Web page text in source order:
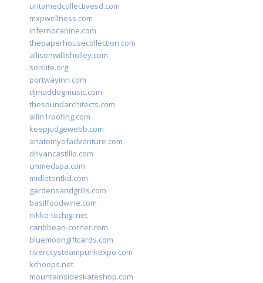
untamedcollectivesd.com
mxpwellness.com
infernocanine.com
thepaperhousecollection.com
allisonwillisholley.com
solslite.org
portwayinn.com
djmaddogmusic.com
thesoundarchitects.com
allin1roofing.com
keepjudgewebb.com
anatomyofadventure.com
drivancastillo.com
cmmedspa.com
midletontkd.com
gardensandgrills.com
basilfoodwine.com
nikko-tochigi.net
caribbean-corner.com
bluemoongiftcards.com
rivercitysteampunkexpo.com
kchoops.net
mountainsideskateshop.com